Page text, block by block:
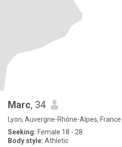
Marc, 34
Lyon, Auvergne-Rhône-Alpes, France
Seeking: Female 18 - 28
Body style: Athletic